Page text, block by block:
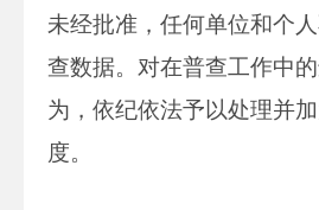
未经批准，任何单位和个
查数据。对在普查工作中
为，依纪依法予以处理并
度。